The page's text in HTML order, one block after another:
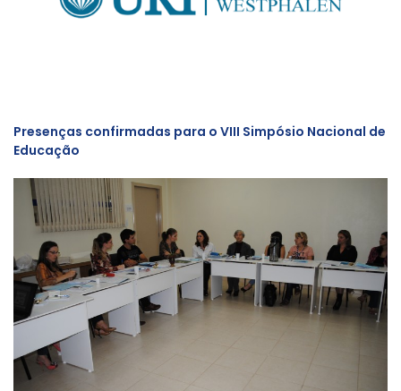
Presenças confirmadas para o VIII Simpósio Nacional de
Educação